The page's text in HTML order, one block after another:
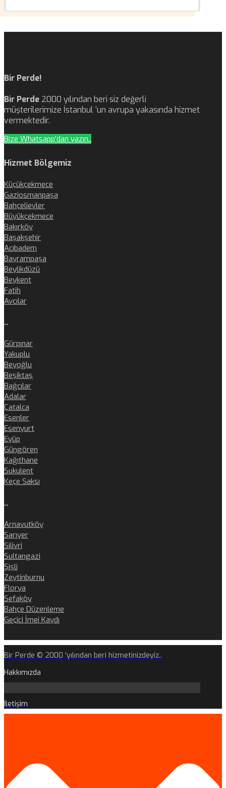
Bir Perde!
Bir Perde 2000 yılından beri siz değerli
müşterilerimize İstanbul ‘un avrupa yakasında hizmet
vermektedir.
Bize Whatsapp'dan yazın..
Hizmet Bölgemiz
Küçükçekmece
Gaziosmanpaşa
Bahçelievler
Büyükçekmece
Bakırköy
Başakşehir
Acıbadem
Bayrampaşa
Beylikdüzü
Beykent
Fatih
Avcılar
..
Gürpınar
Yakuplu
Beyoğlu
Beşiktaş
Bağcılar
Adalar
Çatalca
Esenler
Esenyurt
Eyüp
Güngören
Kağıthane
Sukulent
Keçe Saksı
..
Arnavutköy
Sarıyer
Silivri
Sultangazi
Şişli
Zeytinburnu
Florya
Sefaköy
Bahçe Düzenleme
Geçici İmei Kaydı
Bir Perde © 2000 'yılından beri hizmetinizdeyiz..
Hakkımızda
İletişim